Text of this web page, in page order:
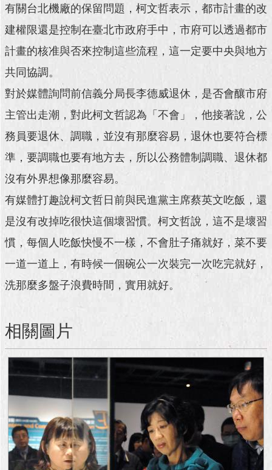
站
導
English
常
問
答
即
時
新
聞
清
雙
語
彙
北
通
系
統
公
民
參
有關台北機廠的保留問題，柯文哲表示，都市計畫的改
建權限還是控制在臺北市政府手中，市府可以透過都市
計畫的核准與否來控制這些流程，這一定要中央與地方
共同協調。
對於媒體詢問前信義分局長李德威退休，是否會釀市府
主管出走潮，對此柯文哲認為「不會」，他接著說，公
務員要退休、調職，並沒有那麼容易，退休也要符合標
準，要調職也要有地方去，所以公務體制調職、退休都
沒有外界想像那麼容易。
有媒體打趣說柯文哲日前與民進黨主席蔡英文吃飯，還
是沒有改掉吃很快這個壞習慣。柯文哲說，這不是壞習
慣，每個人吃飯快慢不一樣，不會肚子痛就好，菜不要
一道一道上，有時候一個碗公一次裝完一次吃完就好，
洗那麼多盤子浪費時間，實用就好。
相關圖片